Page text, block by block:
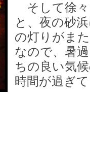
そして徐々
と、夜の砂
の灯りがま
なので、暑
ちの良い気
時間が過ぎ